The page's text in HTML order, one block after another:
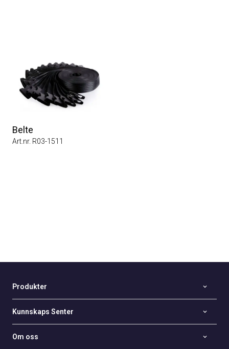
Belte
Art.nr. R03-1511
Produkter
Kunnskaps Senter
Om oss